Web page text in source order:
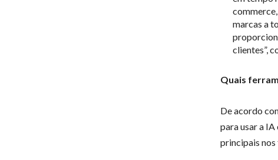
marcas a
clientes”,
Quais
De acordo
para usar a IA
principais